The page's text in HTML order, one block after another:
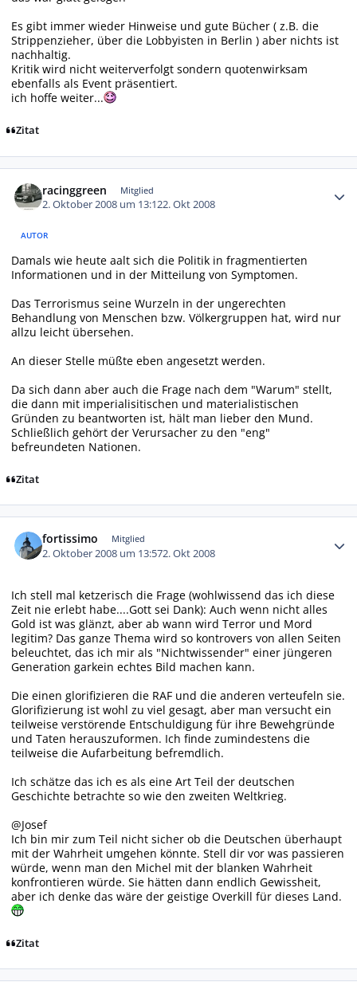
Es gibt immer wieder Hinweise und gute Bücher ( z.B. die
Strippenzieher, über die Lobbyisten in Berlin ) aber nichts ist
nachhaltig.
Kritik wird nicht weiterverfolgt sondern quotenwirksam
ebenfalls als Event präsentiert.
ich hoffe weiter...
Zitat
racinggreen Mitglied
2. Oktober 2008 um 13:122. Okt 2008
AUTOR
Damals wie heute aalt sich die Politik in fragmentierten
Informationen und in der Mitteilung von Symptomen.
Das Terrorismus seine Wurzeln in der ungerechten
Behandlung von Menschen bzw. Völkergruppen hat, wird nur
allzu leicht übersehen.
An dieser Stelle müßte eben angesetzt werden.
Da sich dann aber auch die Frage nach dem "Warum" stellt,
die dann mit imperialisitischen und materialistischen
Gründen zu beantworten ist, hält man lieber den Mund.
Schließlich gehört der Verursacher zu den "eng"
befreundeten Nationen.
Zitat
fortissimo Mitglied
2. Oktober 2008 um 13:572. Okt 2008
Ich stell mal ketzerisch die Frage (wohlwissend das ich diese
Zeit nie erlebt habe....Gott sei Dank): Auch wenn nicht alles
Gold ist was glänzt, aber ab wann wird Terror und Mord
legitim? Das ganze Thema wird so kontrovers von allen Seiten
beleuchtet, das ich mir als "Nichtwissender" einer jüngeren
Generation garkein echtes Bild machen kann.
Die einen glorifizieren die RAF und die anderen verteufeln sie.
Glorifizierung ist wohl zu viel gesagt, aber man versucht ein
teilweise verstörende Entschuldigung für ihre Bewehgründe
und Taten herauszuformen. Ich finde zumindestens die
teilweise die Aufarbeitung befremdlich.
Ich schätze das ich es als eine Art Teil der deutschen
Geschichte betrachte so wie den zweiten Weltkrieg.
@Josef
Ich bin mir zum Teil nicht sicher ob die Deutschen überhaupt
mit der Wahrheit umgehen könnte. Stell dir vor was passieren
würde, wenn man den Michel mit der blanken Wahrheit
konfrontieren würde. Sie hätten dann endlich Gewissheit,
aber ich denke das wäre der geistige Overkill für dieses Land.
Zitat